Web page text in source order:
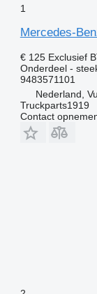
1
Mercedes-
€ 125 Exclusief
Onderdeel -
9483571101
Nederland,
Truckparts1919
Contact